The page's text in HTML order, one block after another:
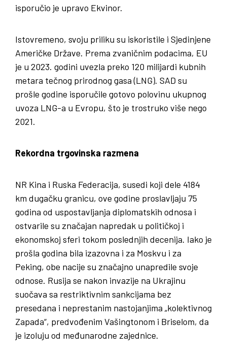
isporučio je upravo Ekvinor.
Istovremeno, svoju priliku su iskoristile i Sjedinjene
Američke Države. Prema zvaničnim podacima, EU
je u 2023. godini uvezla preko 120 milijardi kubnih
metara tečnog prirodnog gasa (LNG). SAD su
prošle godine isporučile gotovo polovinu ukupnog
uvoza LNG-a u Evropu, što je trostruko više nego
2021.
Rekordna trgovinska razmena
NR Kina i Ruska Federacija, susedi koji dele 4184
km dugačku granicu, ove godine proslavljaju 75
godina od uspostavljanja diplomatskih odnosa i
ostvarile su značajan napredak u političkoj i
ekonomskoj sferi tokom poslednjih decenija. Iako je
prošla godina bila izazovna i za Moskvu i za
Peking, obe nacije su značajno unapredile svoje
odnose. Rusija se nakon invazije na Ukrajinu
suočava sa restriktivnim sankcijama bez
presedana i neprestanim nastojanjima „kolektivnog
Zapada“, predvođenim Vašingtonom i Briselom, da
je izoluju od međunarodne zajednice.